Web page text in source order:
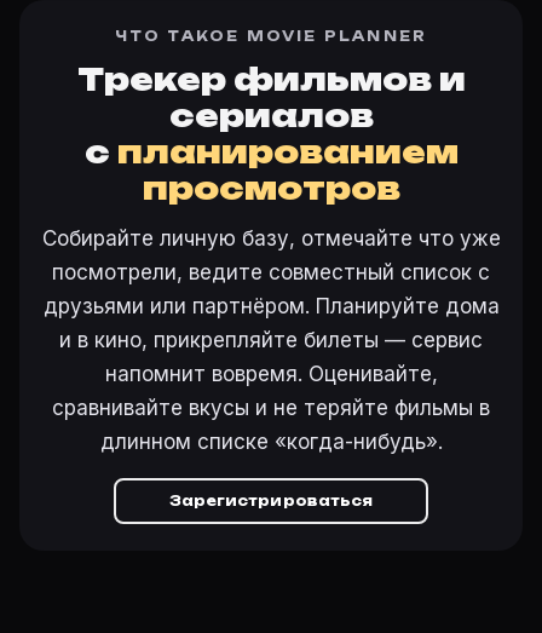
ЧТО ТАКОЕ MOVIE PLANNER
Трекер фильмов и
сериалов
с планированием
просмотров
Собирайте личную базу, отмечайте что уже
посмотрели, ведите совместный список с
друзьями или партнёром. Планируйте дома
и в кино, прикрепляйте билеты — сервис
напомнит вовремя. Оценивайте,
сравнивайте вкусы и не теряйте фильмы в
длинном списке «когда-нибудь».
Зарегистрироваться